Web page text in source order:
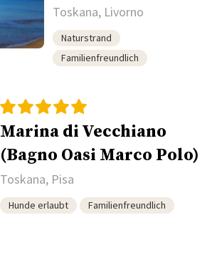
Toskana, Livorno
Naturstrand
Familienfreundlich
Marina di Vecchiano
(Bagno Oasi Marco Polo)
Toskana, Pisa
Hunde erlaubt Familienfreundlich